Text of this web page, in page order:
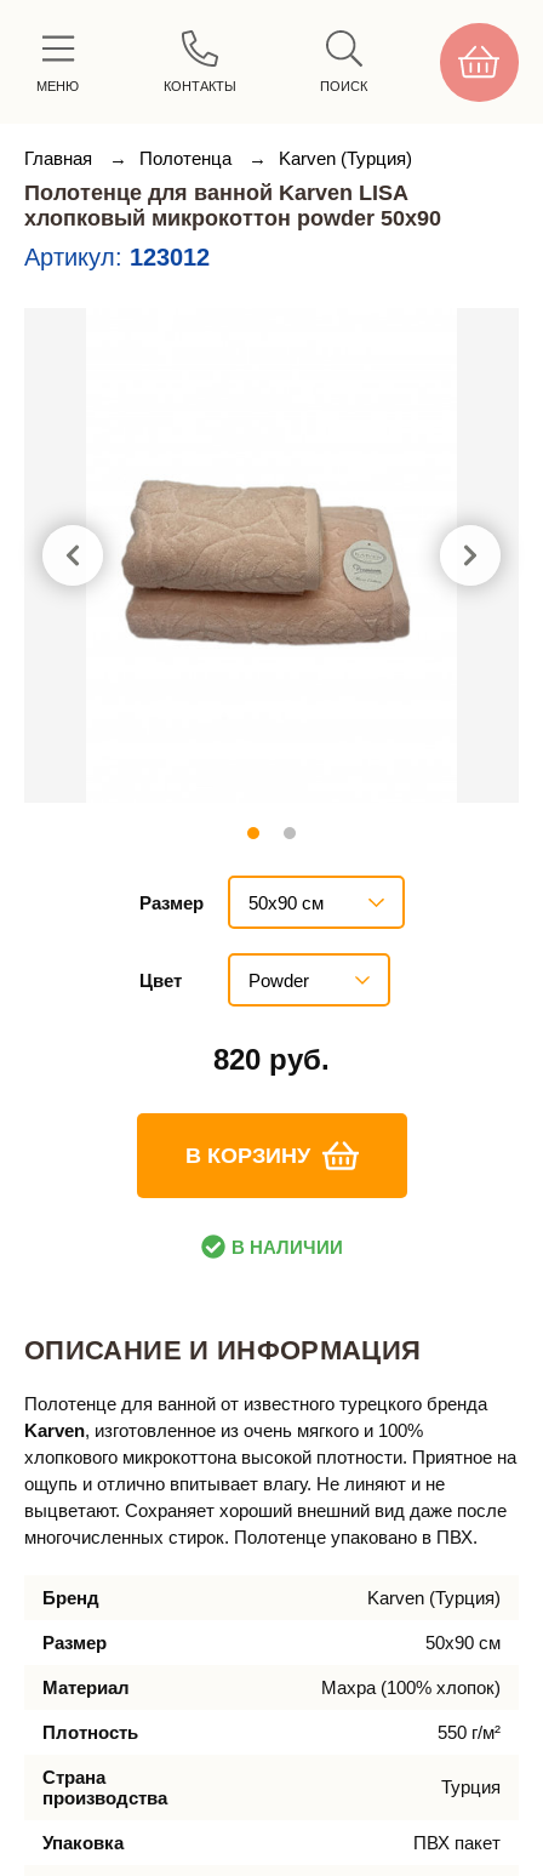
МЕНЮ КОНТАКТЫ ПОИСК
Главная → Полотенца → Karven (Турция)
Полотенце для ванной Karven LISA
хлопковый микрокоттон powder 50х90
Артикул: 123012
Размер 50х90 см
Цвет Powder
820 руб.
В КОРЗИНУ
В НАЛИЧИИ
ОПИСАНИЕ И ИНФОРМАЦИЯ
Полотенце для ванной от известного турецкого бренда
Karven, изготовленное из очень мягкого и 100%
хлопкового микрокоттона высокой плотности. Приятное на
ощупь и отлично впитывает влагу. Не линяют и не
выцветают. Сохраняет хороший внешний вид даже после
многочисленных стирок. Полотенце упаковано в ПВХ.
Бренд Karven (Турция)
Размер 50х90 см
Материал Махра (100% хлопок)
Плотность 550 г/м²
Страна
производства
Турция
Упаковка ПВХ пакет